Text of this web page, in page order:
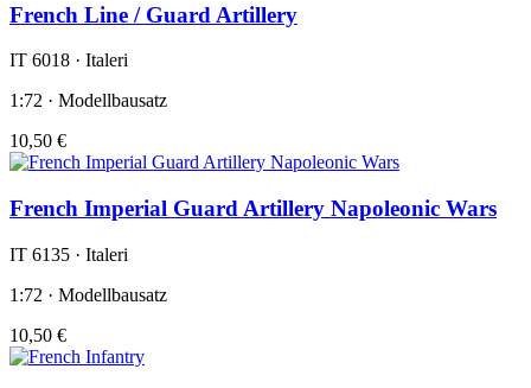
French Line / Guard Artillery
IT 6018 · Italeri
1:72 · Modellbausatz
10,50 €
French Imperial Guard Artillery Napoleonic Wars
IT 6135 · Italeri
1:72 · Modellbausatz
10,50 €